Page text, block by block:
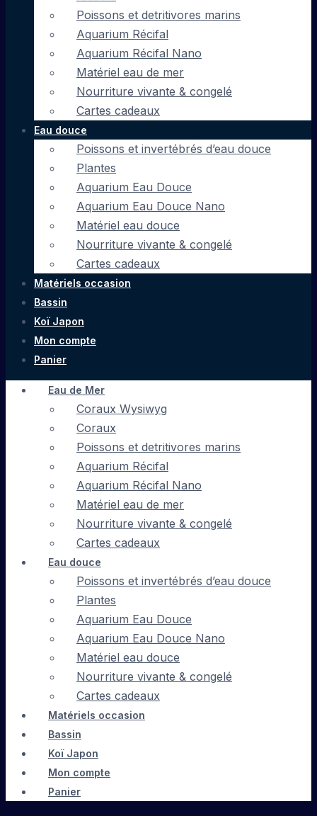
Poissons et detritivores marins
Aquarium Récifal
Aquarium Récifal Nano
Matériel eau de mer
Nourriture vivante & congelé
Cartes cadeaux
Eau douce
Poissons et invertébrés d’eau douce
Plantes
Aquarium Eau Douce
Aquarium Eau Douce Nano
Matériel eau douce
Nourriture vivante & congelé
Cartes cadeaux
Matériels occasion
Bassin
Koï Japon
Mon compte
Panier
Eau de Mer
Coraux Wysiwyg
Coraux
Poissons et detritivores marins
Aquarium Récifal
Aquarium Récifal Nano
Matériel eau de mer
Nourriture vivante & congelé
Cartes cadeaux
Eau douce
Poissons et invertébrés d’eau douce
Plantes
Aquarium Eau Douce
Aquarium Eau Douce Nano
Matériel eau douce
Nourriture vivante & congelé
Cartes cadeaux
Matériels occasion
Bassin
Koï Japon
Mon compte
Panier